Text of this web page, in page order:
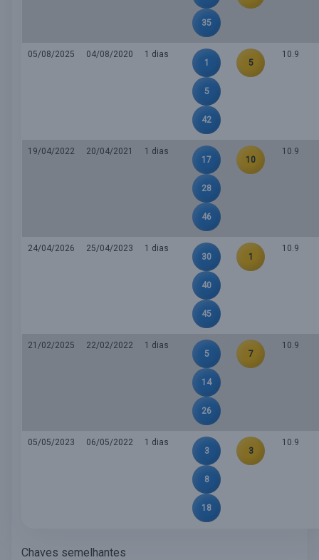
35
05/08/2025 04/08/2020
1 dias
1
5
42
5
10.9
19/04/2022 20/04/2021
1 dias
17
28
46
10
10.9
24/04/2026 25/04/2023
1 dias
30
40
45
1
10.9
21/02/2025 22/02/2022
1 dias
5
14
26
7
10.9
05/05/2023 06/05/2022
1 dias
3
8
18
3
10.9
Chaves semelhantes